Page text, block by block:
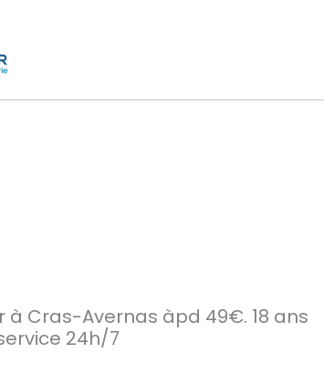
Cras-Avernas àpd 49€. 18 ans
24h/7